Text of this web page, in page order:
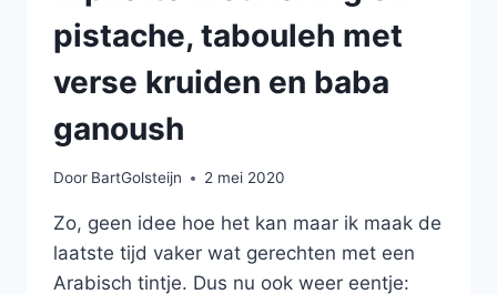
pistache, tabouleh met
verse kruiden en baba
ganoush
Door BartGolsteijn 2 mei 2020
Zo, geen idee hoe het kan maar ik maak de
laatste tijd vaker wat gerechten met een
Arabisch tintje. Dus nu ook weer eentje: